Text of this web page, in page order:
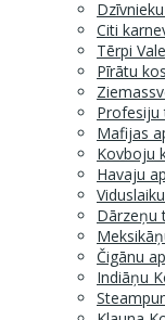
Citi
Tērpi
Pīrātu
Profesiju
Mafijas
Kovboju
Havaju
Dārzeņu
Čigānu
Indiāņu